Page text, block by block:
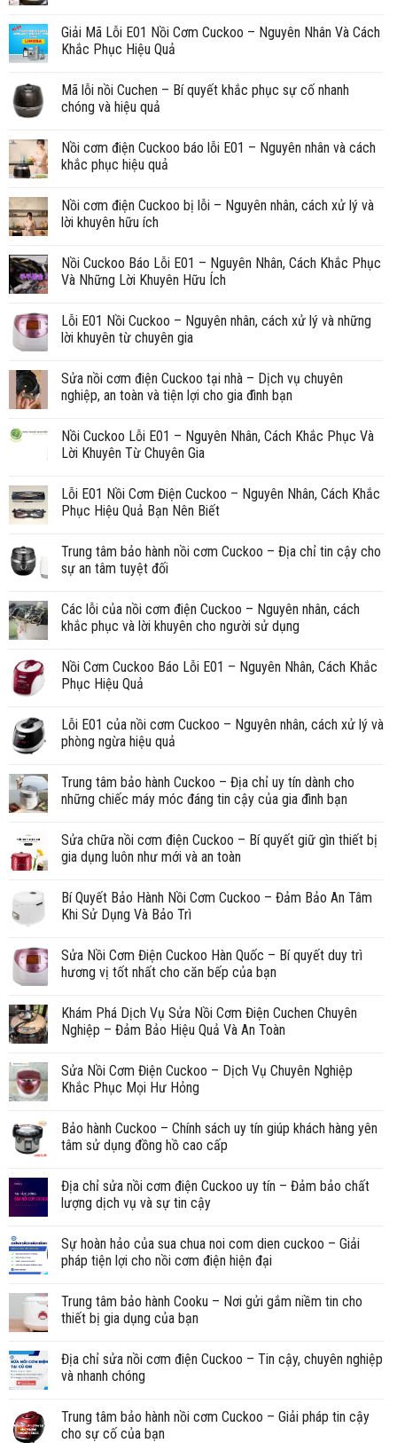
Giải Mã Lỗi E01 Nồi Cơm Cuckoo – Nguyên Nhân Và Cách
Khắc Phục Hiệu Quả
Mã lỗi nồi Cuchen – Bí quyết khắc phục sự cố nhanh
chóng và hiệu quả
Nồi cơm điện Cuckoo báo lỗi E01 – Nguyên nhân và cách
khắc phục hiệu quả
Nồi cơm điện Cuckoo bị lỗi – Nguyên nhân, cách xử lý và
lời khuyên hữu ích
Nồi Cuckoo Báo Lỗi E01 – Nguyên Nhân, Cách Khắc Phục
Và Những Lời Khuyên Hữu Ích
Lỗi E01 Nồi Cuckoo – Nguyên nhân, cách xử lý và những
lời khuyên từ chuyên gia
Sửa nồi cơm điện Cuckoo tại nhà – Dịch vụ chuyên
nghiệp, an toàn và tiện lợi cho gia đình bạn
Nồi Cuckoo Lỗi E01 – Nguyên Nhân, Cách Khắc Phục Và
Lời Khuyên Từ Chuyên Gia
Lỗi E01 Nồi Cơm Điện Cuckoo – Nguyên Nhân, Cách Khắc
Phục Hiệu Quả Bạn Nên Biết
Trung tâm bảo hành nồi cơm Cuckoo – Địa chỉ tin cậy cho
sự an tâm tuyệt đối
Các lỗi của nồi cơm điện Cuckoo – Nguyên nhân, cách
khắc phục và lời khuyên cho người sử dụng
Nồi Cơm Cuckoo Báo Lỗi E01 – Nguyên Nhân, Cách Khắc
Phục Hiệu Quả
Lỗi E01 của nồi cơm Cuckoo – Nguyên nhân, cách xử lý và
phòng ngừa hiệu quả
Trung tâm bảo hành Cuckoo – Địa chỉ uy tín dành cho
những chiếc máy móc đáng tin cậy của gia đình bạn
Sửa chữa nồi cơm điện Cuckoo – Bí quyết giữ gìn thiết bị
gia dụng luôn như mới và an toàn
Bí Quyết Bảo Hành Nồi Cơm Cuckoo – Đảm Bảo An Tâm
Khi Sử Dụng Và Bảo Trì
Sửa Nồi Cơm Điện Cuckoo Hàn Quốc – Bí quyết duy trì
hương vị tốt nhất cho căn bếp của bạn
Khám Phá Dịch Vụ Sửa Nồi Cơm Điện Cuchen Chuyên
Nghiệp – Đảm Bảo Hiệu Quả Và An Toàn
Sửa Nồi Cơm Điện Cuckoo – Dịch Vụ Chuyên Nghiệp
Khắc Phục Mọi Hư Hỏng
Bảo hành Cuckoo – Chính sách uy tín giúp khách hàng yên
tâm sử dụng đồng hồ cao cấp
Địa chỉ sửa nồi cơm điện Cuckoo uy tín – Đảm bảo chất
lượng dịch vụ và sự tin cậy
Sự hoàn hảo của sua chua noi com dien cuckoo – Giải
pháp tiện lợi cho nồi cơm điện hiện đại
Trung tâm bảo hành Cooku – Nơi gửi gắm niềm tin cho
thiết bị gia dụng của bạn
Địa chỉ sửa nồi cơm điện Cuckoo – Tin cậy, chuyên nghiệp
và nhanh chóng
Trung tâm bảo hành nồi cơm Cuckoo – Giải pháp tin cậy
cho sự cố của bạn